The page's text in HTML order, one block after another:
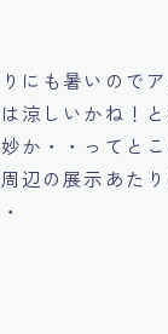
にも暑いので
涼しいかね！
か・・ってと
辺の展示あた